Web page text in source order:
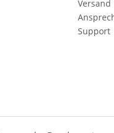
Versand
Support